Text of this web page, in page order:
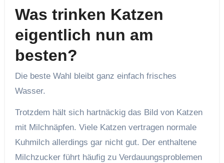
Was trinken Katzen
eigentlich nun am
besten?
Die beste Wahl bleibt ganz einfach frisches
Wasser.
Trotzdem hält sich hartnäckig das Bild von Katzen
mit Milchnäpfen. Viele Katzen vertragen normale
Kuhmilch allerdings gar nicht gut. Der enthaltene
Milchzucker führt häufig zu Verdauungsproblemen